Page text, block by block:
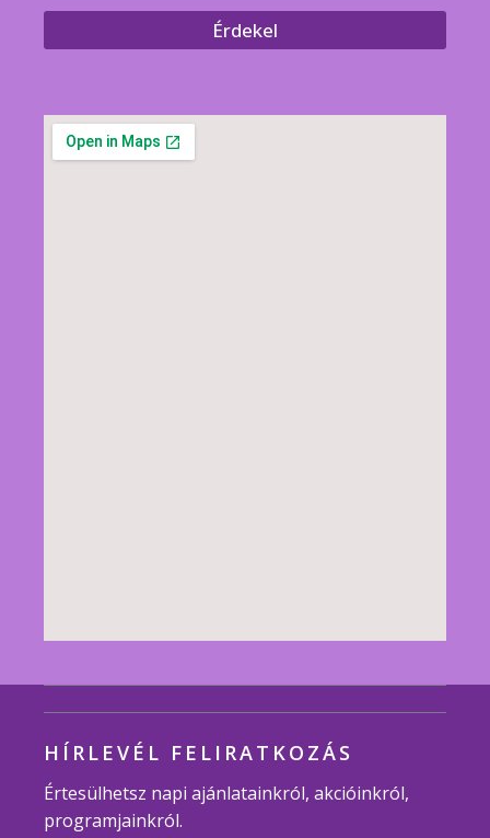
Érdekel
HÍRLEVÉL FELIRATKOZÁS
Értesülhetsz napi ajánlatainkról, akcióinkról,
programjainkról.